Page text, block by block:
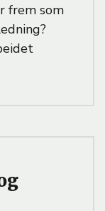
frem som